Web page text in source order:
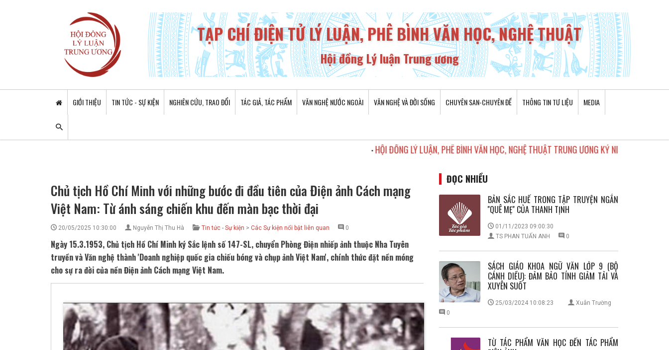
TẠP CHÍ ĐIỆN TỬ LÝ LUẬN, PHÊ BÌNH VĂN HỌC, NGHỆ THUẬT
Hội đồng Lý luận Trung ương
GIỚI THIỆU TIN TỨC - SỰ KIỆN NGHIÊN CỨU, TRAO ĐỔI TÁC GIẢ, TÁC PHẨM VĂN NGHỆ NƯỚC NGOÀI VĂN NGHỆ VÀ ĐỜI SỐNG CHUYÊN SAN-CHUYÊN ĐỀ THÔNG TIN TƯ LIỆU MEDIA
HỘI ĐỒNG LÝ LUẬN, PHÊ BÌNH VĂN HỌC, NGHỆ THUẬT TRUNG ƯƠNG KỶ NIỆM 20 NĂM THÀNH LẬP
Chủ tịch Hồ Chí Minh với những bước đi đầu tiên của Điện ảnh Cách mạng
Việt Nam: Từ ánh sáng chiến khu đến màn bạc thời đại
20/05/2025 10:30:00 Nguyễn Thị Thu Hà Tin tức - Sự kiện > Các Sự kiện nổi bật liên quan 0
Ngày 15.3.1953, Chủ tịch Hồ Chí Minh ký Sắc lệnh số 147-SL, chuyển Phòng Điện nhiếp ảnh thuộc Nha Tuyên
truyền và Văn nghệ thành 'Doanh nghiệp quốc gia chiếu bóng và chụp ảnh Việt Nam', chính thức đặt nền móng
cho sự ra đời của nền Điện ảnh Cách mạng Việt Nam.
ĐỌC NHIỀU
BẢN SẮC HUẾ TRONG TẬP TRUYỆN NGẮN
''QUÊ MẸ'' CỦA THANH TỊNH
01/11/2023 09:00:30
TS PHAN TUẤN ANH
0
SÁCH GIÁO KHOA NGỮ VĂN LỚP 9 (BỘ
CÁNH DIỀU): ĐẢM BẢO TÍNH GIẢM TẢI VÀ
XUYÊN SUỐT
25/03/2024 10:08:23
Xuân Trường
0
TỪ TÁC PHẨM VĂN HỌC ĐẾN TÁC PHẨM